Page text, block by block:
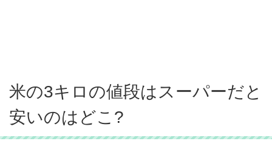
米の3キロの値段はスーパーだと
安いのはどこ?